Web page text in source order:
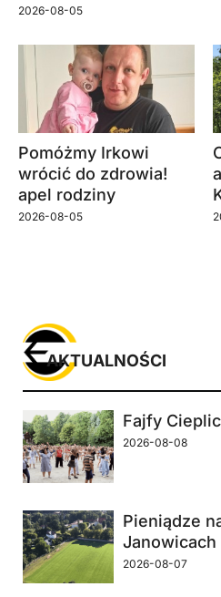
2026-08-05
Pomóżmy Irkowi
wrócić do zdrowia!
apel rodziny
2026-08-05
Fajfy
2026-08-08
Pieniądze
2026-08-07
AKTUALNOŚCI